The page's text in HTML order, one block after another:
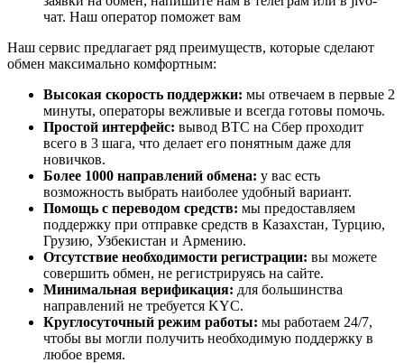
чат. Наш оператор поможет вам
Наш сервис предлагает ряд преимуществ, которые сделают
обмен максимально комфортным:
Высокая скорость поддержки: мы отвечаем в первые 2
минуты, операторы вежливые и всегда готовы помочь.
Простой интерфейс: вывод BTC на Сбер проходит
всего в 3 шага, что делает его понятным даже для
новичков.
Более 1000 направлений обмена: у вас есть
возможность выбрать наиболее удобный вариант.
Помощь с переводом средств: мы предоставляем
поддержку при отправке средств в Казахстан, Турцию,
Грузию, Узбекистан и Армению.
Отсутствие необходимости регистрации: вы можете
совершить обмен, не регистрируясь на сайте.
Минимальная верификация: для большинства
направлений не требуется KYC.
Круглосуточный режим работы: мы работаем 24/7,
чтобы вы могли получить необходимую поддержку в
любое время.